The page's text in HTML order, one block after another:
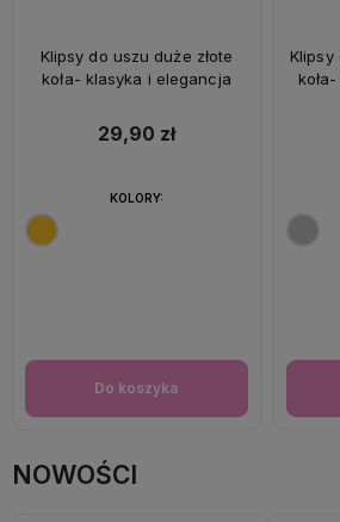
Klipsy do uszu duże złote
koła- klasyka i elegancja
29,90 zł
Do koszyka
KOLORY:
Klipsy
NOWOŚCI